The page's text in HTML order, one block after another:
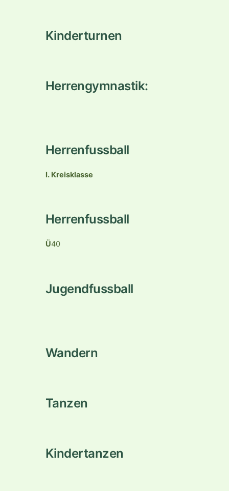
Kinderturnen
Herrengymnastik:
Herrenfussball
I. Kreisklasse
Herrenfussball
Ü40
Jugendfussball
Wandern
Tanzen
Kindertanzen